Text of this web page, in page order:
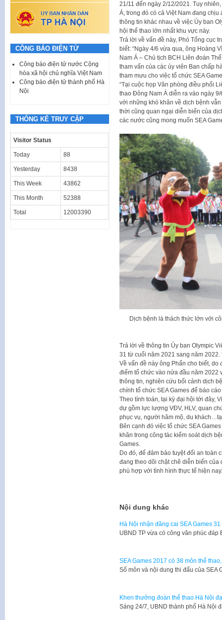
21/11 đến ngày 2/12/2021. Tuy
Á, trong đó có cả Việt Nam đang
thông tin khác nhau về việc Ủy ban
hội thể thao lớn nhất khu vực này.
Trả lời về vấn đề này, Phó Tổng cục
biết: “Ngày 4/6 vừa qua, ông Hoàng
Nam Á – Chủ tịch BCH Liên đoàn
tham vấn của các ủy viên Ban chấp
tham mưu cho việc tổ chức SEA
“Tại cuộc họp Văn phòng điều phối
thao Đông Nam Á diễn ra vào ngày
với những khó khăn về dịch bệnh
thời cũng quan ngại diễn biến của
các nước cũng mong muốn SEA
Dịch bệnh là thách thức lớn với
Trả lời về thông tin Ủy ban Olympic
31 từ cuối năm 2021 sang năm
Về vấn đề này ông Phấn cho biết, do
điểm tổ chức vào nửa đầu năm 2022
thông tin, nghiên cứu bối cảnh dịch
chính tổ chức SEA Games để báo
Theo tính toán, tại kỳ đại hội tới đây,
dự gồm lực lượng VĐV, HLV, quan
phục vụ, người hâm mộ, du
Bên cạnh đó việc tổ chức SEA
khăn trong công tác kiểm soát dịch
Games.
Do đó, để đảm bảo tuyệt đối an toàn
đang theo dõi chặt chẽ diễn biến
phù hợp với tình hình thực tế hiện nay.
Nội dung khác
Hà Nội nhận đăng cai SEA Games 31
UBND TP vừa có công văn phúc
SEA Games 2017 có 38 môn thể
Số môn và nội dung thi đấu của
Khen thưởng đoàn thể thao Hà Nội
​Sáng 24/7, UBND thành phố Hà Nội
CÔNG BÁO ĐIỆN TỬ
Công báo điện tử nước Cộng
hòa xã hội chủ nghĩa Việt Nam
Công báo điện tử thành phố Hà
Nội
THỐNG KÊ TRUY CẬP
Visitor Status
Today 88
Yesterday 8438
This Week 43862
This Month 52388
Total 12003390